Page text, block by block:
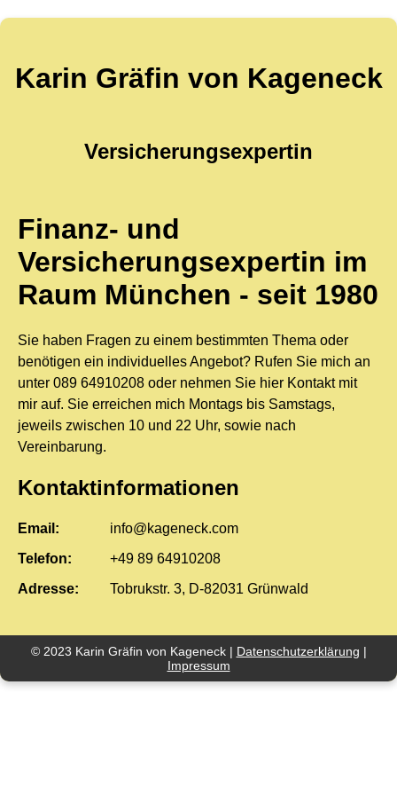
Karin Gräfin von Kageneck
Versicherungsexpertin
Finanz- und
Versicherungsexpertin im
Raum München - seit 1980
Sie haben Fragen zu einem bestimmten Thema oder
benötigen ein individuelles Angebot? Rufen Sie mich an
unter 089 64910208 oder nehmen Sie hier Kontakt mit
mir auf. Sie erreichen mich Montags bis Samstags,
jeweils zwischen 10 und 22 Uhr, sowie nach
Vereinbarung.
Kontaktinformationen
Email:
info@kageneck.com
Telefon:
+49 89 64910208
Adresse:
Tobrukstr. 3, D-82031 Grünwald
© 2023 Karin Gräfin von Kageneck | Datenschutzerklärung |
Impressum